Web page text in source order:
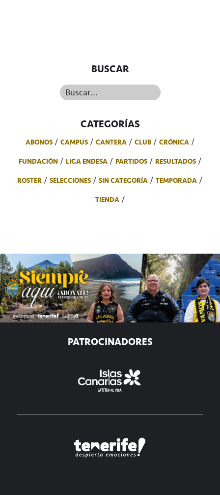
BUSCAR
Buscar...
CATEGORÍAS
ABONOS CAMPUS CANTERA CLUB
CRÓNICA
FUNDACIÓN
LIGA ENDESA PARTIDOS
RESULTADOS
ROSTER
SELECCIONES SIN CATEGORÍA
TEMPORADA
TIENDA
PATROCINADORES